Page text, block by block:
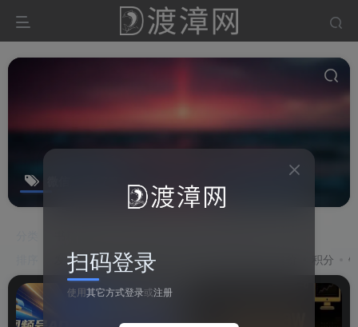
发布 更新 浏览 积分
扫码登录
使用其它方式登录或注册